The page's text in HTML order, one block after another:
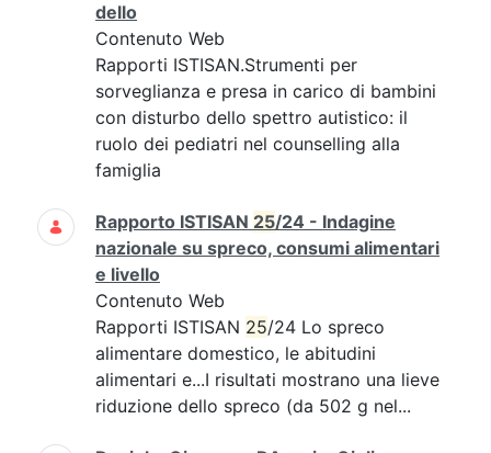
dello
Contenuto Web
Rapporti ISTISAN.Strumenti per
sorveglianza e presa in carico di bambini
con disturbo dello spettro autistico: il
ruolo dei pediatri nel counselling alla
famiglia
Rapporto ISTISAN 25/24 - Indagine
nazionale su spreco, consumi alimentari
e livello
Contenuto Web
Rapporti ISTISAN 25/24 Lo spreco
alimentare domestico, le abitudini
alimentari e...I risultati mostrano una lieve
riduzione dello spreco (da 502 g nel...